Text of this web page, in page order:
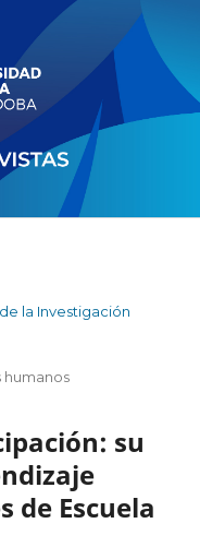
la Investigación
humanos
su
de Escuela